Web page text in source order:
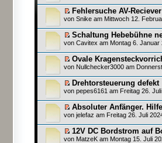
Fehlersuche AV-
von Snike am Mittwoch 12.
Schaltung Hebebühne
von Cavitex am Montag 6. Januar
Ovale
von Nullchecker3000 am
Drehtorsteuerung defekt
von pepes6161 am Freitag 26.
Absoluter Anfänger.
von jelefaz am Freitag 26. Juli
12V DC Bordstrom auf
von MatzeK am Montag 15. Juli